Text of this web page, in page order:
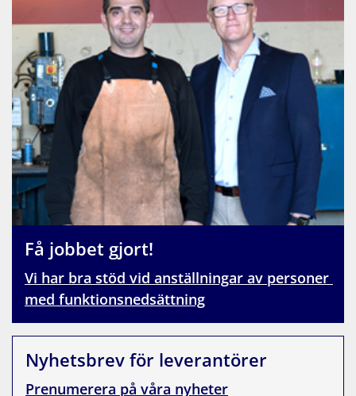
Få jobbet gjort!
Vi har bra stöd vid anställningar av personer
med funktionsnedsättning
Nyhetsbrev för leverantörer
Prenumerera på våra nyheter